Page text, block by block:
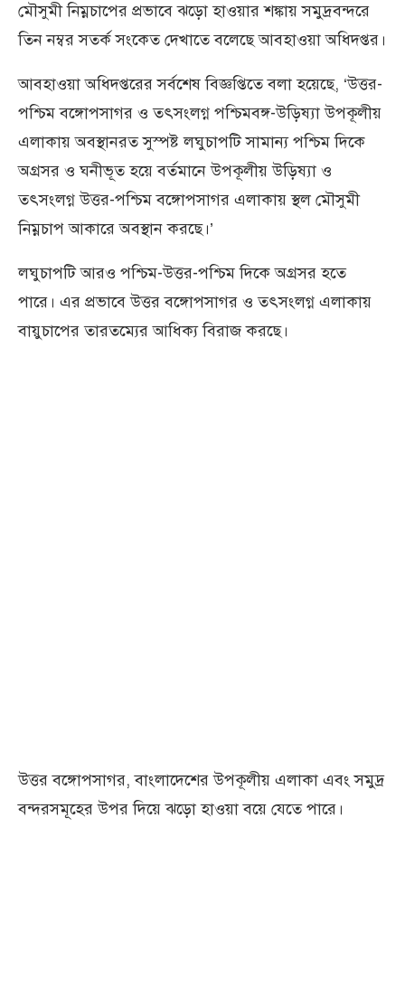
মৌসুমী নিম্নচাপের প্রভাবে ঝড়ো হাওয়ার শঙ্কায় সমুদ্রবন্দরে
তিন নম্বর সতর্ক সংকেত দেখাতে বলেছে আবহাওয়া অধিদপ্তর।
আবহাওয়া অধিদপ্তরের সর্বশেষ বিজ্ঞপ্তিতে বলা হয়েছে, ‘উত্তর-
পশ্চিম বঙ্গোপসাগর ও তৎসংলগ্ন পশ্চিমবঙ্গ-উড়িষ্যা উপকূলীয়
এলাকায় অবস্থানরত সুস্পষ্ট লঘুচাপটি সামান্য পশ্চিম দিকে
অগ্রসর ও ঘনীভূত হয়ে বর্তমানে উপকূলীয় উড়িষ্যা ও
তৎসংলগ্ন উত্তর-পশ্চিম বঙ্গোপসাগর এলাকায় স্থল মৌসুমী
নিম্নচাপ আকারে অবস্থান করছে।’
লঘুচাপটি আরও পশ্চিম-উত্তর-পশ্চিম দিকে অগ্রসর হতে
পারে। এর প্রভাবে উত্তর বঙ্গোপসাগর ও তৎসংলগ্ন এলাকায়
বায়ুচাপের তারতম্যের আধিক্য বিরাজ করছে।
উত্তর বঙ্গোপসাগর, বাংলাদেশের উপকূলীয় এলাকা এবং সমুদ্র
বন্দরসমূহের উপর দিয়ে ঝড়ো হাওয়া বয়ে যেতে পারে।